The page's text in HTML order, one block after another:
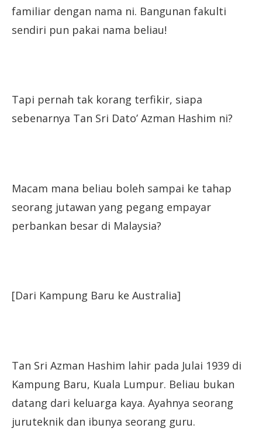
familiar dengan nama ni. Bangunan fakulti
sendiri pun pakai nama beliau!
Tapi pernah tak korang terfikir, siapa
sebenarnya Tan Sri Dato’ Azman Hashim ni?
Macam mana beliau boleh sampai ke tahap
seorang jutawan yang pegang empayar
perbankan besar di Malaysia?
[Dari Kampung Baru ke Australia]
Tan Sri Azman Hashim lahir pada Julai 1939 di
Kampung Baru, Kuala Lumpur. Beliau bukan
datang dari keluarga kaya. Ayahnya seorang
juruteknik dan ibunya seorang guru.